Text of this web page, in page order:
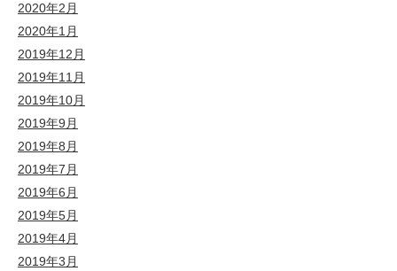
2020年2月
2020年1月
2019年12月
2019年11月
2019年10月
2019年9月
2019年8月
2019年7月
2019年6月
2019年5月
2019年4月
2019年3月